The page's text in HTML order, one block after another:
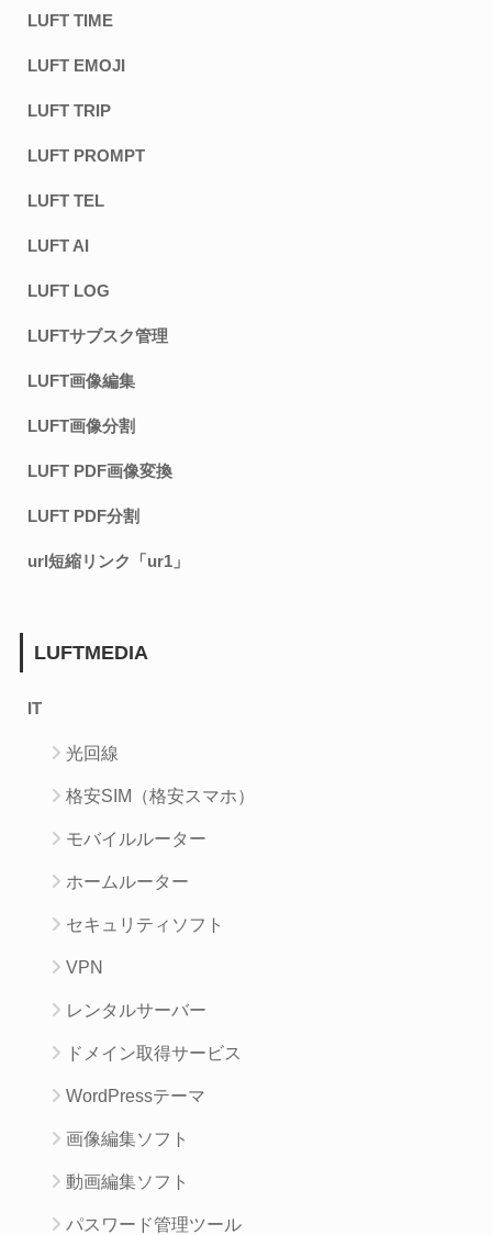
LUFT TIME
LUFT EMOJI
LUFT TRIP
LUFT PROMPT
LUFT TEL
LUFT AI
LUFT LOG
LUFTサブスク管理
LUFT画像編集
LUFT画像分割
LUFT PDF画像変換
LUFT PDF分割
url短縮リンク「ur1」
LUFTMEDIA
IT
光回線
格安SIM（格安スマホ）
モバイルルーター
ホームルーター
セキュリティソフト
VPN
レンタルサーバー
ドメイン取得サービス
WordPressテーマ
画像編集ソフト
動画編集ソフト
パスワード管理ツール